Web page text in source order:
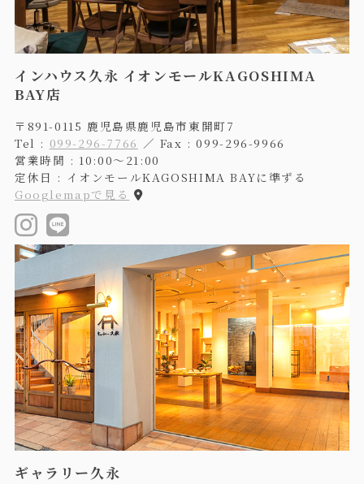
インハウス久永 イオンモールKAGOSHIMA
BAY店
〒891-0115 鹿児島県鹿児島市東開町7
Tel : 099-296-7766 ／ Fax : 099-296-9966
営業時間 : 10:00〜21:00
定休日 : イオンモールKAGOSHIMA BAYに準ずる
Googlemapで見る
ギャラリー久永